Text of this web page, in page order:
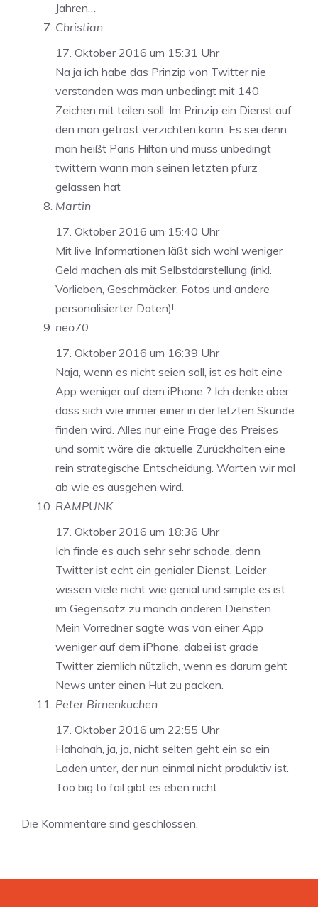
Jahren…
Christian
17. Oktober 2016 um 15:31 Uhr
Na ja ich habe das Prinzip von Twitter nie
verstanden was man unbedingt mit 140
Zeichen mit teilen soll. Im Prinzip ein Dienst auf
den man getrost verzichten kann. Es sei denn
man heißt Paris Hilton und muss unbedingt
twittern wann man seinen letzten pfurz
gelassen hat
Martin
17. Oktober 2016 um 15:40 Uhr
Mit live Informationen läßt sich wohl weniger
Geld machen als mit Selbstdarstellung (inkl.
Vorlieben, Geschmäcker, Fotos und andere
personalisierter Daten)!
neo70
17. Oktober 2016 um 16:39 Uhr
Naja, wenn es nicht seien soll, ist es halt eine
App weniger auf dem iPhone ? Ich denke aber,
dass sich wie immer einer in der letzten Skunde
finden wird. Alles nur eine Frage des Preises
und somit wäre die aktuelle Zurückhalten eine
rein strategische Entscheidung. Warten wir mal
ab wie es ausgehen wird.
RAMPUNK
17. Oktober 2016 um 18:36 Uhr
Ich finde es auch sehr sehr schade, denn
Twitter ist echt ein genialer Dienst. Leider
wissen viele nicht wie genial und simple es ist
im Gegensatz zu manch anderen Diensten.
Mein Vorredner sagte was von einer App
weniger auf dem iPhone, dabei ist grade
Twitter ziemlich nützlich, wenn es darum geht
News unter einen Hut zu packen.
Peter Birnenkuchen
17. Oktober 2016 um 22:55 Uhr
Hahahah, ja, ja, nicht selten geht ein so ein
Laden unter, der nun einmal nicht produktiv ist.
Too big to fail gibt es eben nicht.
Die Kommentare sind geschlossen.